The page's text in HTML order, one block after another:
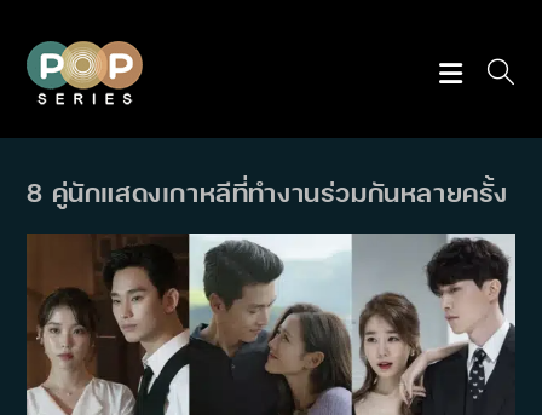
content
8 คู่นักแสดงเกาหลีที่ทำงานร่วมกันหลายครั้ง